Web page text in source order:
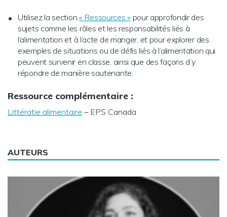
Utilisez la section « Ressources » pour approfondir des
sujets comme les rôles et les responsabilités liés à
l’alimentation et à l’acte de manger, et pour explorer des
exemples de situations ou de défis liés à l’alimentation qui
peuvent survenir en classe, ainsi que des façons d’y
répondre de manière soutenante.
Ressource complémentaire :
Littératie alimentaire – EPS Canada
AUTEURS